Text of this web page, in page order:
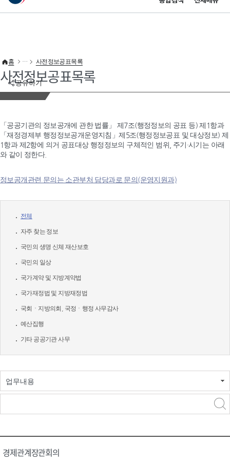
이 누리집은 대한민국 공식 전자정부 누리집입니다.
공유하기
홈 사전정보공표목록
사전정보공표목록
「공공기관의 정보공개에 관한 법률」 제7조(행정정보의 공표 등) 제1항과
「재정경제부 행정정보공개운영지침」제5조(행정정보공표 및 대상정보) 제
1항과 제2항에 의거 공표대상 행정정보의 구체적인 범위, 주기·시기는 아래
와 같이 정한다.
정보공개관련 문의는 소관부처 담당과로 문의(운영지원과)
전체
자주 찾는 정보
국민의 생명 신체 재산보호
국민의 일상
국가계약 및 지방계약법
국가재정법 및 지방재정법
국회ㆍ지방의회, 국정ㆍ행정 사무감사
예산집행
기타 공공기관 사무
업무내용
경제관계장관회의